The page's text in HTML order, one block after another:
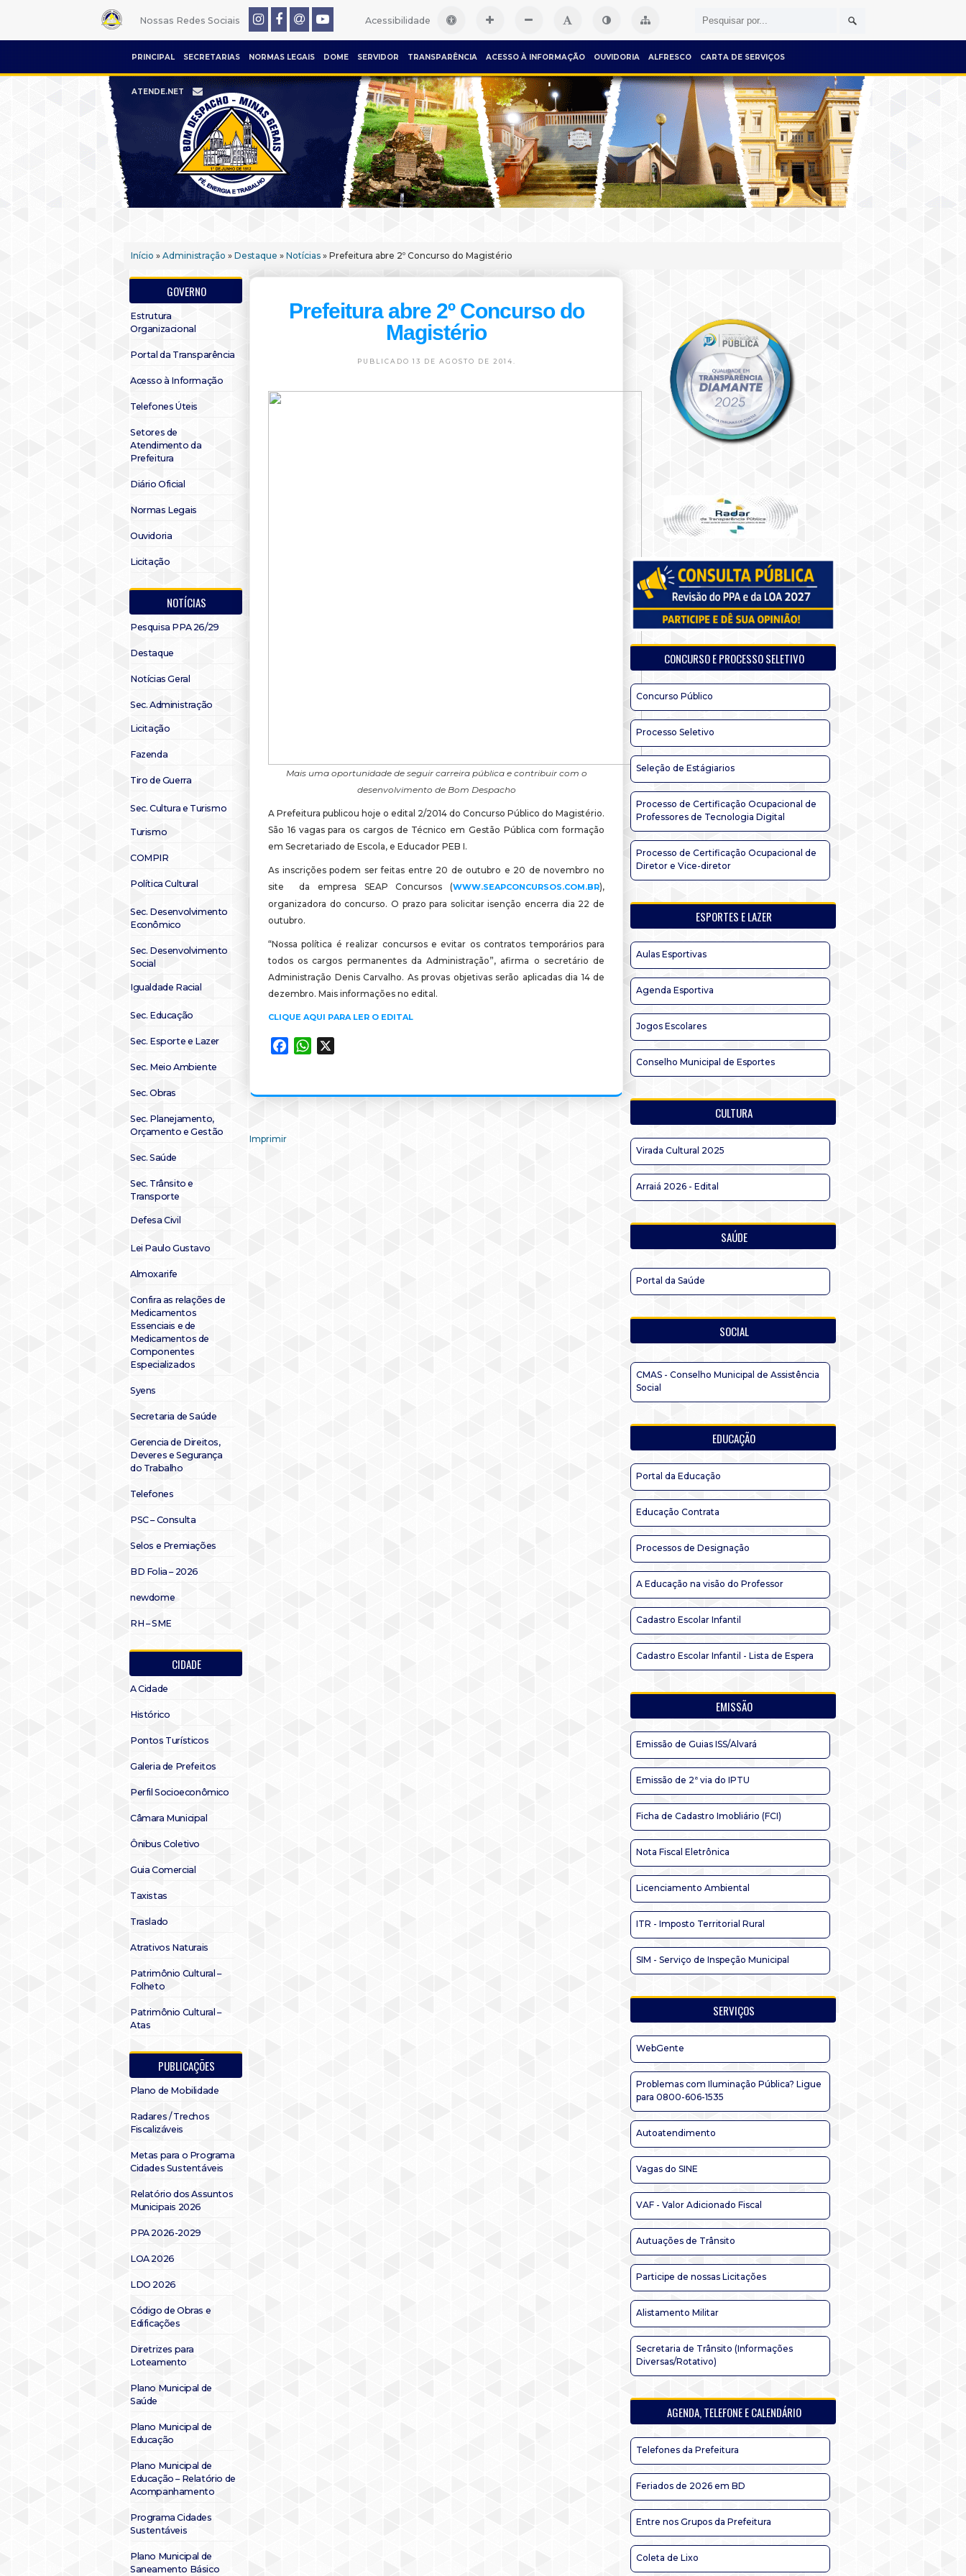
Nossas Redes Sociais Acessibilidade
PRINCIPAL SECRETARIAS NORMAS LEGAIS DOME SERVIDOR TRANSPARÊNCIA ACESSO À INFORMAÇÃO OUVIDORIA ALFRESCO CARTA DE SERVIÇOS
ATENDE.NET
Início » Administração » Destaque » Notícias » Prefeitura abre 2º Concurso do Magistério
GOVERNO
Estrutura
Organizacional
Portal da Transparência
Acesso à Informação
Telefones Úteis
Setores de
Atendimento da
Prefeitura
Diário Oficial
Normas Legais
Ouvidoria
Licitação
NOTÍCIAS
Pesquisa PPA 26/29
Destaque
Notícias Geral
Sec. Administração
Licitação
Fazenda
Tiro de Guerra
Sec. Cultura e Turismo
Turismo
COMPIR
Política Cultural
Sec. Desenvolvimento
Econômico
Sec. Desenvolvimento
Social
Igualdade Racial
Sec. Educação
Sec. Esporte e Lazer
Sec. Meio Ambiente
Sec. Obras
Sec. Planejamento,
Orçamento e Gestão
Sec. Saúde
Sec. Trânsito e
Transporte
Defesa Civil
Lei Paulo Gustavo
Almoxarife
Confira as relações de
Medicamentos
Essenciais e de
Medicamentos de
Componentes
Especializados
Syens
Secretaria de Saúde
Gerencia de Direitos,
Deveres e Segurança
do Trabalho
Telefones
PSC – Consulta
Selos e Premiações
BD Folia – 2026
newdome
RH – SME
CIDADE
A Cidade
Histórico
Pontos Turísticos
Galeria de Prefeitos
Perfil Socioeconômico
Câmara Municipal
Ônibus Coletivo
Guia Comercial
Taxistas
Traslado
Atrativos Naturais
Patrimônio Cultural –
Folheto
Patrimônio Cultural –
Atas
PUBLICAÇÕES
Plano de Mobilidade
Radares / Trechos
Fiscalizáveis
Metas para o Programa
Cidades Sustentáveis
Relatório dos Assuntos
Municipais 2026
PPA 2026-2029
LOA 2026
LDO 2026
Código de Obras e
Edificações
Diretrizes para
Loteamento
Plano Municipal de
Saúde
Plano Municipal de
Educação
Plano Municipal de
Educação – Relatório de
Acompanhamento
Programa Cidades
Sustentáveis
Plano Municipal de
Saneamento Básico
Prefeitura abre 2º Concurso do
Magistério
PUBLICADO 13 DE AGOSTO DE 2014.
Mais uma oportunidade de seguir carreira pública e contribuir com o
desenvolvimento de Bom Despacho
A Prefeitura publicou hoje o edital 2/2014 do Concurso Público do Magistério.
São 16 vagas para os cargos de Técnico em Gestão Pública com formação
em Secretariado de Escola, e Educador PEB I.
As inscrições podem ser feitas entre 20 de outubro e 20 de novembro no
site da empresa SEAP Concursos (WWW.SEAPCONCURSOS.COM.BR),
organizadora do concurso. O prazo para solicitar isenção encerra dia 22 de
outubro.
“Nossa política é realizar concursos e evitar os contratos temporários para
todos os cargos permanentes da Administração”, afirma o secretário de
Administração Denis Carvalho. As provas objetivas serão aplicadas dia 14 de
dezembro. Mais informações no edital.
CLIQUE AQUI PARA LER O EDITAL
FacebookWhatsApp
Imprimir
CONCURSO E PROCESSO SELETIVO
Concurso Público
Processo Seletivo
Seleção de Estágiarios
Processo de Certificação Ocupacional de
Professores de Tecnologia Digital
Processo de Certificação Ocupacional de
Diretor e Vice-diretor
ESPORTES E LAZER
Aulas Esportivas
Agenda Esportiva
Jogos Escolares
Conselho Municipal de Esportes
CULTURA
Virada Cultural 2025
Arraiá 2026 - Edital
SAÚDE
Portal da Saúde
SOCIAL
CMAS - Conselho Municipal de Assistência
Social
EDUCAÇÃO
Portal da Educação
Educação Contrata
Processos de Designação
A Educação na visão do Professor
Cadastro Escolar Infantil
Cadastro Escolar Infantil - Lista de Espera
EMISSÃO
Emissão de Guias ISS/Alvará
Emissão de 2ª via do IPTU
Ficha de Cadastro Imobliário (FCI)
Nota Fiscal Eletrônica
Licenciamento Ambiental
ITR - Imposto Territorial Rural
SIM - Serviço de Inspeção Municipal
SERVIÇOS
WebGente
Problemas com Iluminação Pública? Ligue
para 0800-606-1535
Autoatendimento
Vagas do SINE
VAF - Valor Adicionado Fiscal
Autuações de Trânsito
Participe de nossas Licitações
Alistamento Militar
Secretaria de Trânsito (Informações
Diversas/Rotativo)
AGENDA, TELEFONE E CALENDÁRIO
Telefones da Prefeitura
Feriados de 2026 em BD
Entre nos Grupos da Prefeitura
Coleta de Lixo